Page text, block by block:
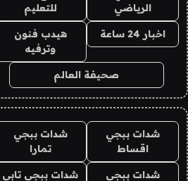
الرياضي
للتعليم
اخبار 24 ساعة
هيدب فنون
وترفيه
صحيفة العالم
شدات ببجي
اقساط
شدات ببجي
تمارا
شدات ببجي شدات ببجي تابي